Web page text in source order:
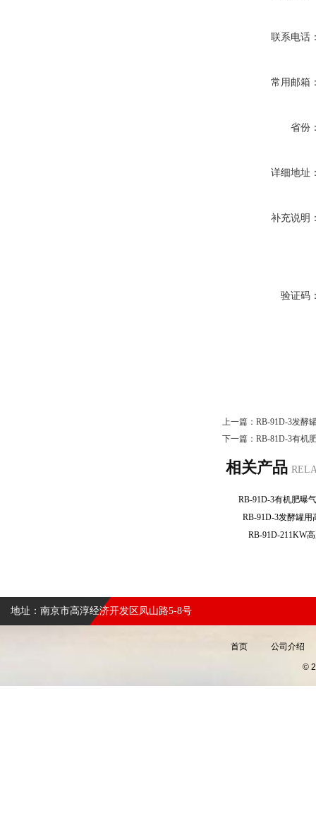
联系电话
常用邮箱
省份
详细地址
补充说明
验证码
上一篇： RB-91D-3发酵
下一篇： RB-81D-3有机
相关产品
RB-91D-3有机肥
RB-91D-3发酵罐
RB-91D-211KW
地址：南京市高淳经济开发区凤山路5-8号
首页 公司介绍
©